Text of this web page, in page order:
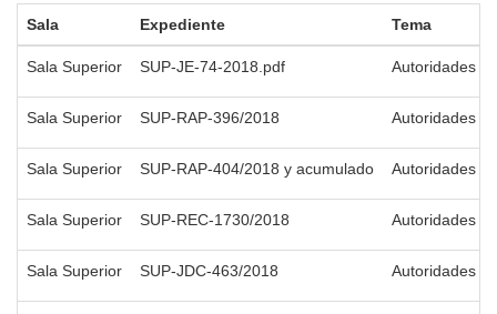
Sala Expediente Tema
Sala Superior SUP-JE-74-2018.pdf Autoridades
Sala Superior SUP-RAP-396/2018 Autoridades
Sala Superior SUP-RAP-404/2018 y acumulado Autoridades
Sala Superior SUP-REC-1730/2018 Autoridades
Sala Superior SUP-JDC-463/2018 Autoridades